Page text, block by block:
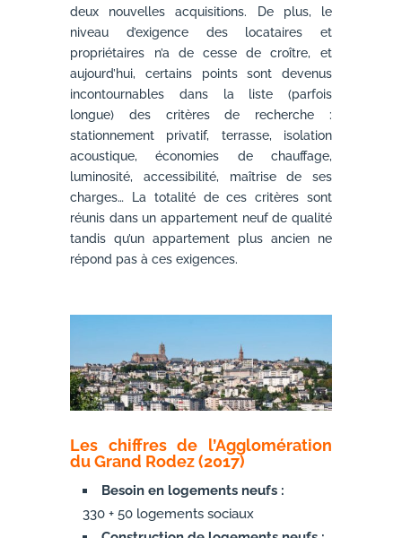
deux nouvelles acquisitions. De plus, le
niveau d’exigence des locataires et
propriétaires n’a de cesse de croître, et
aujourd’hui, certains points sont devenus
incontournables dans la liste (parfois
longue) des critères de recherche :
stationnement privatif, terrasse, isolation
acoustique, économies de chauffage,
luminosité, accessibilité, maîtrise de ses
charges… La totalité de ces critères sont
réunis dans un appartement neuf de qualité
tandis qu’un appartement plus ancien ne
répond pas à ces exigences.
Les chiffres de l’Agglomération
du Grand Rodez (2017)
Besoin en logements neufs :
330 + 50 logements sociaux